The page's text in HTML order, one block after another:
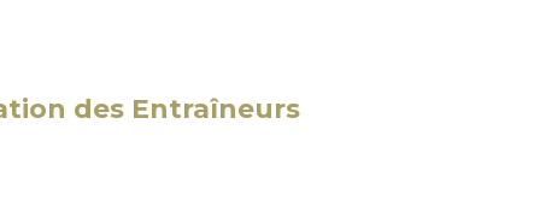
des Entraîneurs